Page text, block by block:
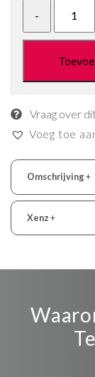
Vraag over
Voeg toe
Omschrijving+
Xenz+